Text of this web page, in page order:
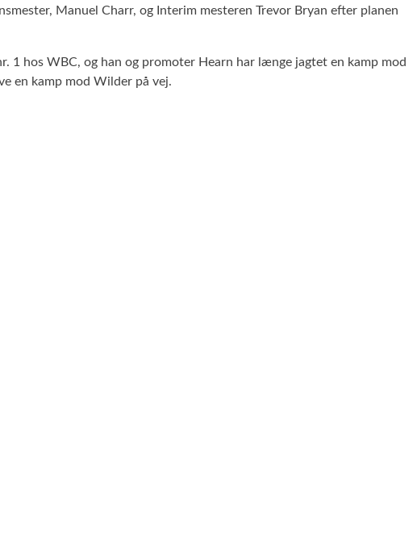
Manuel Charr, og Interim mesteren Trevor Bryan efter planen
1 hos WBC, og han og promoter Hearn har længe jagtet en kamp mod
en kamp mod Wilder på vej.